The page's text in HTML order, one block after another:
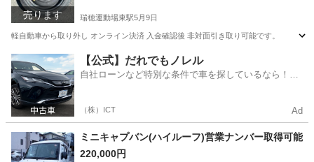
売ります 瑞穂運動場東駅5月9日
軽自動車から取り外し オンライン決済 入金確認後 非対面引き取り可能です。
愛知 名古屋市 瑞穂運動場東駅 タイヤ、ホイール
【公式】だれでもノレル
自社ローンなど特別な条件で車を探しているなら！金
（株）ICT Ad
ミニキャプバン(ハイルーフ)営業ナンバー取得可能
220,000円